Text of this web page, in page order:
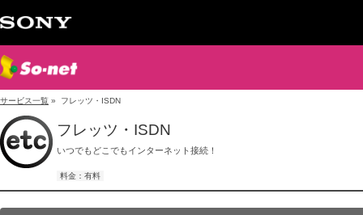
サービス一覧 » フレッツ・ISDN
フレッツ・ISDN
いつでもどこでもインターネット接続！
料金：有料